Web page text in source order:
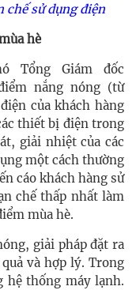
chế sử dụng điện
hè
Tổng Giám đốc
nắng nóng (từ
của khách hàng
thiết bị điện trong
giải nhiệt của các
một cách thường
cáo khách hàng sử
chế thấp nhất làm
mùa hè.
giải pháp đặt ra
và hợp lý. Trong
hệ thống máy lạnh.